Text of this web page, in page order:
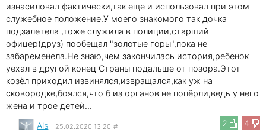
изнасиловал фактически,так еще и использовал при этом
служебное положение.У моего знакомого так дочка
подзалетела ,тоже служила в полиции,старший
офицер(друз) пообещал "золотые горы",пока не
забаременела.Не знаю,чем закончилась история,ребенок
уехал в другой конец Страны подальше от позора.Этот
козёл приходил извинялся,извращался,как уж на
сковородке,боялся,что б из органов не попёрли,ведь у него
жена и трое детей...
2
4
Ais 25.02.2020 13:20 #